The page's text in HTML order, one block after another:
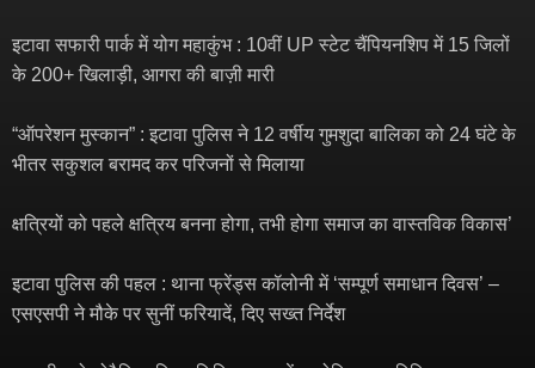
इटावा सफारी पार्क में योग महाकुंभ : 10वीं UP स्टेट चैंपियनशिप में 15 जिलों
के 200+ खिलाड़ी, आगरा की बाज़ी मारी
“ऑपरेशन मुस्कान” : इटावा पुलिस ने 12 वर्षीय गुमशुदा बालिका को 24 घंटे के
भीतर सकुशल बरामद कर परिजनों से मिलाया
क्षत्रियों को पहले क्षत्रिय बनना होगा, तभी होगा समाज का वास्तविक विकास’
इटावा पुलिस की पहल : थाना फ्रेंड्स कॉलोनी में ‘सम्पूर्ण समाधान दिवस’ –
एसएसपी ने मौके पर सुनीं फरियादें, दिए सख्त निर्देश